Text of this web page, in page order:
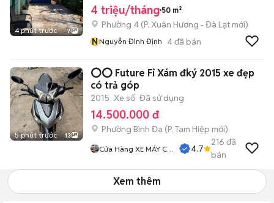
4 phút trước 7
4 triệu/tháng 50 m²
Phường 4 (P. Xuân Hương - Đà Lạt mới)
NNguyễn Đình Định 4đã bán
5 phút trước 13
⭕️⭕️ Future Fi Xám đký 2015 xe đẹp
có trả góp
2015 Xe số Đã sử dụng
14.500.000 đ
Phường Bình Đa (P. Tam Hiệp mới)
Cửa Hàng XE MÁY CŨ
4.7
216 đã
bán
Xem thêm